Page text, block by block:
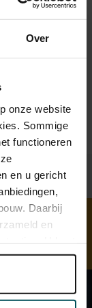
Over
onze website
Sommige
functioneren
en u gericht
Daarbij
en
tevoren via de
over
bestelling. Wilt
op